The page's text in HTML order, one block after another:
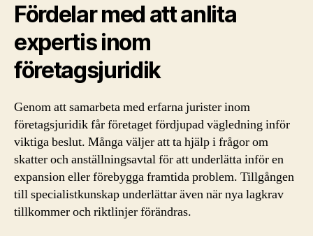
Fördelar med att anlita
expertis inom
företagsjuridik
Genom att samarbeta med erfarna jurister inom
företagsjuridik får företaget fördjupad vägledning inför
viktiga beslut. Många väljer att ta hjälp i frågor om
skatter och anställningsavtal för att underlätta inför en
expansion eller förebygga framtida problem. Tillgången
till specialistkunskap underlättar även när nya lagkrav
tillkommer och riktlinjer förändras.